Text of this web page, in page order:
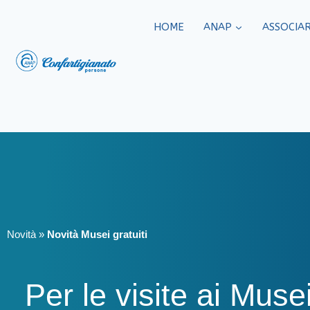
HOME ANAP
Novità » Novità Musei gratuiti
Per le visite ai